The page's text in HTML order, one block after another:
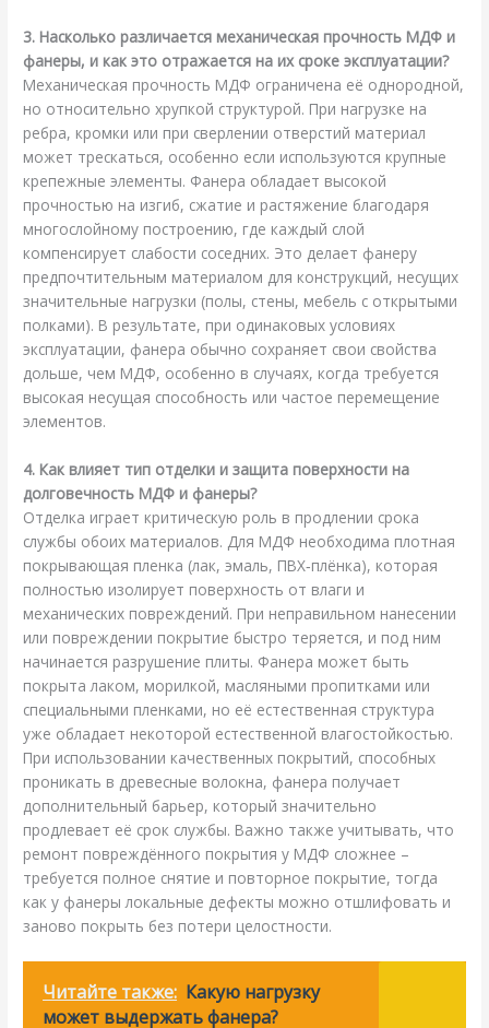
3. Насколько различается механическая прочность МДФ и
фанеры, и как это отражается на их сроке эксплуатации?
Механическая прочность МДФ ограничена её однородной,
но относительно хрупкой структурой. При нагрузке на
ребра, кромки или при сверлении отверстий материал
может трескаться, особенно если используются крупные
крепежные элементы. Фанера обладает высокой
прочностью на изгиб, сжатие и растяжение благодаря
многослойному построению, где каждый слой
компенсирует слабости соседних. Это делает фанеру
предпочтительным материалом для конструкций, несущих
значительные нагрузки (полы, стены, мебель с открытыми
полками). В результате, при одинаковых условиях
эксплуатации, фанера обычно сохраняет свои свойства
дольше, чем МДФ, особенно в случаях, когда требуется
высокая несущая способность или частое перемещение
элементов.
4. Как влияет тип отделки и защита поверхности на
долговечность МДФ и фанеры?
Отделка играет критическую роль в продлении срока
службы обоих материалов. Для МДФ необходима плотная
покрывающая пленка (лак, эмаль, ПВХ‑плёнка), которая
полностью изолирует поверхность от влаги и
механических повреждений. При неправильном нанесении
или повреждении покрытие быстро теряется, и под ним
начинается разрушение плиты. Фанера может быть
покрыта лаком, морилкой, масляными пропитками или
специальными пленками, но её естественная структура
уже обладает некоторой естественной влагостойкостью.
При использовании качественных покрытий, способных
проникать в древесные волокна, фанера получает
дополнительный барьер, который значительно
продлевает её срок службы. Важно также учитывать, что
ремонт повреждённого покрытия у МДФ сложнее –
требуется полное снятие и повторное покрытие, тогда
как у фанеры локальные дефекты можно отшлифовать и
заново покрыть без потери целостности.
Читайте также: Какую нагрузку
может выдержать фанера?